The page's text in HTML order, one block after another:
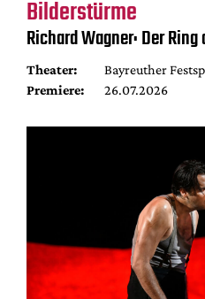
Bilderstürme
Richard Wagner: Der
Theater:
Bayreuther
Premiere:
26.07.2026